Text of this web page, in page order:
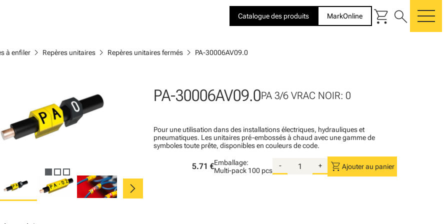
Catalogue des produits MarkOnline shopping_cart search
à enfiler chevron_right Repères unitaires chevron_right Repères unitaires fermés chevron_right PA-30006AV09.0
chevron_right
PA-30006AV09.0PA 3/6 VRAC NOIR: 0
Pour une utilisation dans des installations électriques, hydrauliques et
pneumatiques. Les unitaires pré-embossés à chaud avec une gamme de
symboles toute prête, disponibles en couleurs de code.
5.71 €Emballage:
Multi-pack 100 pcs
- + shopping_cart Ajouter au panier